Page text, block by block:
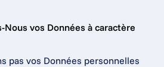
Nous vos Données à caractère
pas vos Données personnelles